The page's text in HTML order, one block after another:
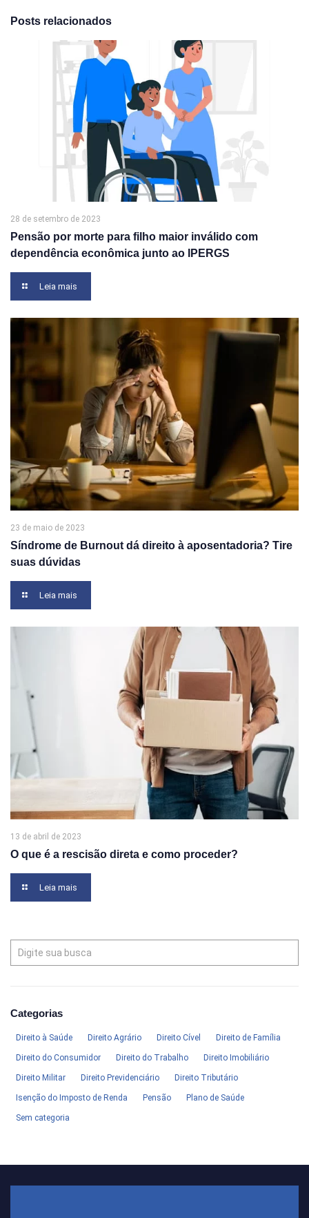
Posts relacionados
28 de setembro de 2023
Pensão por morte para filho maior inválido com
dependência econômica junto ao IPERGS
Leia mais
23 de maio de 2023
Síndrome de Burnout dá direito à aposentadoria? Tire
suas dúvidas
Leia mais
13 de abril de 2023
O que é a rescisão direta e como proceder?
Leia mais
Categorias
Direito à Saúde Direito Agrário Direito Cível Direito de Família
Direito do Consumidor Direito do Trabalho Direito Imobiliário
Direito Militar Direito Previdenciário Direito Tributário
Isenção do Imposto de Renda Pensão Plano de Saúde
Sem categoria